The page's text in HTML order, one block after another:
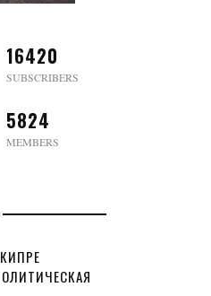
16420
SUBSCRIBERS
5824
MEMBERS